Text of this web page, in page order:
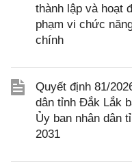
thành lập và hoạt
phạm vi chức
chính
Quyết định 81/
dân tỉnh Đắk Lắk
Ủy ban nhân dân
2031